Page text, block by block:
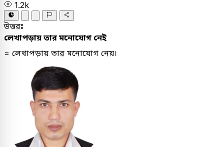
1.2k
উত্তরঃ
লেখাপড়ায় তার মনোযোগ নেই
= লেখাপড়ায় তার মনোযোগ নেয়।